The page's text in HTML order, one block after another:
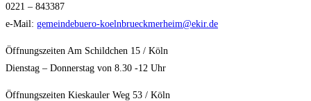
0221 – 843387
e-Mail: gemeindebuero-koelnbrueckmerheim@ekir.de
Öffnungszeiten Am Schildchen 15 / Köln
Dienstag – Donnerstag von 8.30 -12 Uhr
Öffnungszeiten Kieskauler Weg 53 / Köln